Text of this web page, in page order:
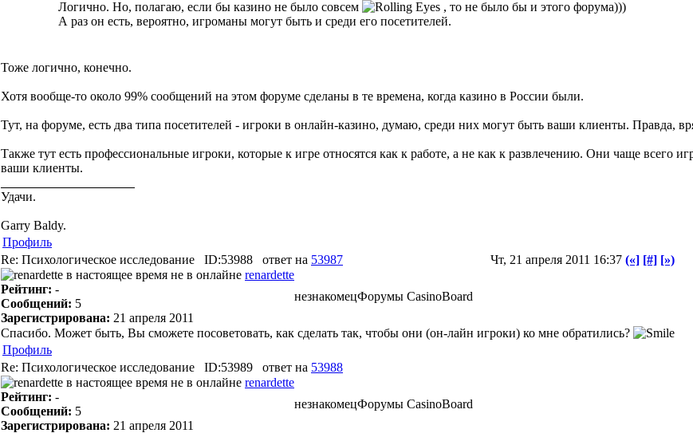
Логично. Но, полагаю, если бы казино не было совсем
, то не было бы и этого форума)))
А раз он есть, вероятно, игроманы могут быть и среди его посетителей.
Тоже логично, конечно.
Хотя вообще-то около 99% сообщений на этом форуме сделаны в те времена, когда казино в России были.
Тут, на форуме, есть два типа посетителей - игроки в онлайн-казино, думаю, среди них могут быть ваши клиенты. Правда,
Также тут есть профессиональные игроки, которые к игре относятся как к работе, а не как к развлечению. Они чаще всего
ваши клиенты.
Удачи.
Garry Baldy.
Профиль
Re: Психологическое исследование
ID:53988 ответ на 53987 Чт, 21 апреля 2011 16:37 («] [#] [»)
renardette
Рейтинг: -
Сообщений: 5
Зарегистрирована: 21 апреля 2011
незнакомецФорумы CasinoBoard
Спасибо. Может быть, Вы сможете посоветовать, как сделать так, чтобы они (он-лайн игроки) ко мне обратились?
Профиль
Re: Психологическое исследование
ID:53989 ответ на 53988
renardette
Рейтинг: -
Сообщений: 5
Зарегистрирована: 21 апреля 2011
незнакомецФорумы CasinoBoard